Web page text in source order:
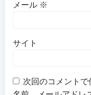
メール ※
サイト
次回のコメント